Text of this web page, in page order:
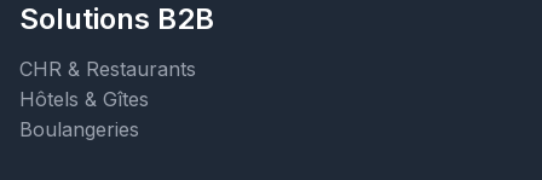
Solutions B2B
CHR & Restaurants
Hôtels & Gîtes
Boulangeries